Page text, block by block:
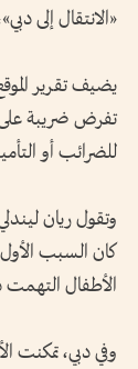
«الانتقال إلى
يضيف تقرير
تفرض ضريبة على
للضرائب أو
كان السبب
الأطفال التهمت
وفي دبي، تمكنت